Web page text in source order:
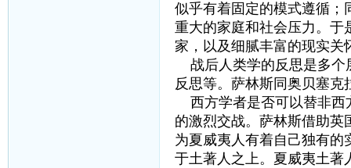
似乎有着固定的模式遵循；
重大的家庭和社会压力。于
家，以及细腻丰富的现实关
战后人类学的反思是多个
反思等。萨林斯同奥贝塞克
西方学者是否可以替非西
的激烈交战。萨林斯借助英
为夏威夷人有着自己独有的
于土著人之上。夏威夷土著